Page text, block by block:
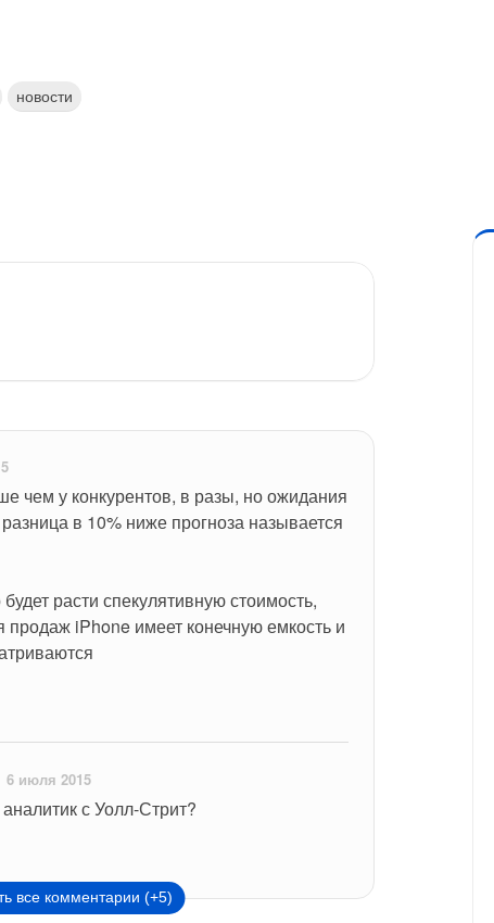
новости
чем у конкурентов, в разы, но ожидания
в 10% ниже прогноза называется
расти спекулятивную стоимость,
iPhone имеет конечную емкость и
6 июля 2015
с Уолл-Стрит?
все комментарии (+5)